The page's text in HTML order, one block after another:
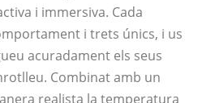
i immersiva. Cada
i trets únics, i us
acuradament els seus
Combinat amb un
realista la temperatura